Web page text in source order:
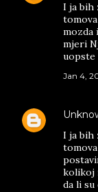
I ja bih
mozda
mjeri
uopste
Jan 4,
I ja bih
kolikoj
da li